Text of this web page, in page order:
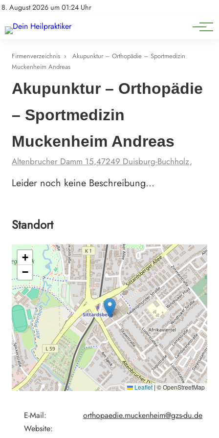
8. August 2026 um 01:24 Uhr
Impressum
Natürliche Medizin
Heilpflanzen & Kräuterkunde
Firmenverzeichnis ›
Akupunktur – Orthopädie – Sportmedizin
Muckenheim Andreas
Akupunktur – Orthopädie
– Sportmedizin
Muckenheim Andreas
Altenbrucher Damm 15,47249 Duisburg-Buchholz,
Leider noch keine Beschreibung…
Standort
+
−
Leaflet|© OpenStreetMap
E-Mail:
orthopaedie.muckenheim@gzs-du.de
Website: